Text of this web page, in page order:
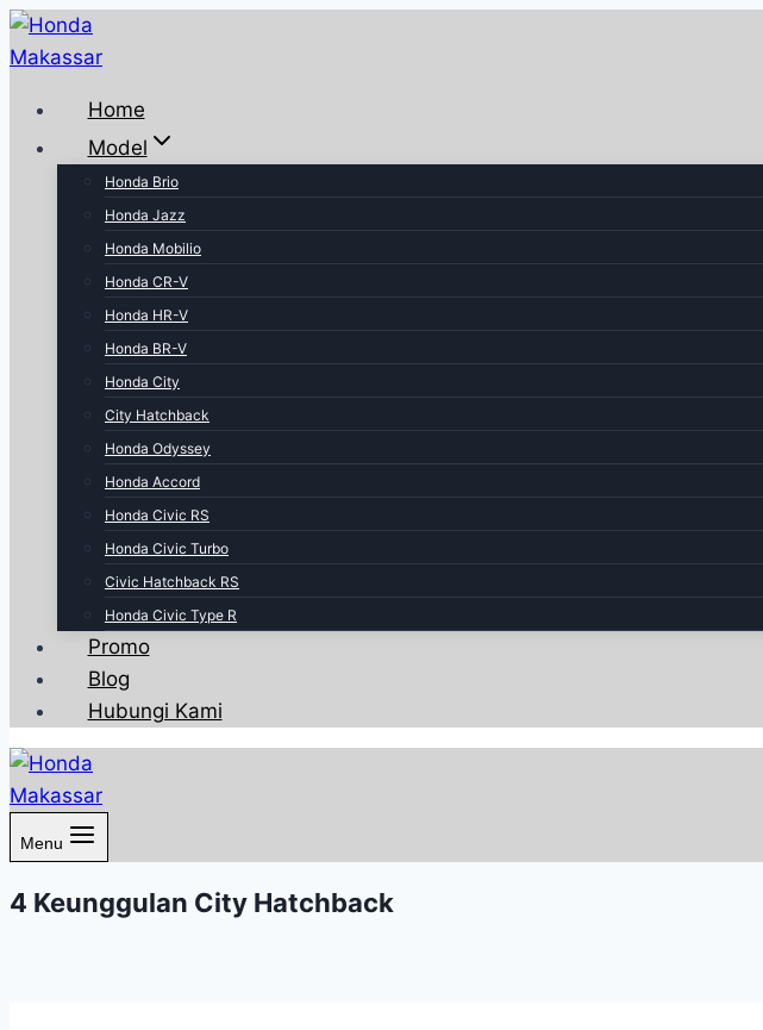
Home
Model
Honda Brio
Honda Jazz
Honda Mobilio
Honda CR-V
Honda HR-V
Honda BR-V
Honda City
City Hatchback
Honda Odyssey
Honda Accord
Honda Civic RS
Honda Civic Turbo
Civic Hatchback RS
Honda Civic Type R
Promo
Blog
Hubungi Kami
Menu
4 Keunggulan City Hatchback